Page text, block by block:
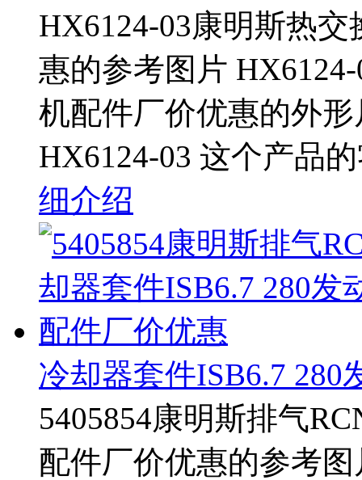
HX6124-03康明斯热
惠的参考图片
机配件厂价优惠的外
HX6124-03 这个产品
细介绍
冷却器套件ISB6.7 280
5405854康明斯排气
配件厂价优惠的参考